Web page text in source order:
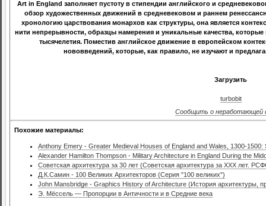
Art in England заполняет пустоту в стипендии английского и
обзор художественных движений в средневековом и раннем
хронологию царствования монархов как структуры, она является
нити непрерывности, образцы намерения и уникальные качества, которые
тысячелетия. Поместив английское движение в европейском
нововведений, которые, как правило, не изучают и
Загрузить
turbobit
Сообщить о неработающей
Похожие материалы:
Anthony Emery - Greater Medieval Houses of England and Wales, 1300-1500:
Alexander Hamilton Thompson - Military Architecture in England During the
Советская архитектура за 30 лет (Советская архитектура за XXX лет.
Д.К.Самин - 100 Великих Архитекторов (Серия "100 великих")
John Mansbridge - Graphics History of Architecture (История архитектуры,
Э. Мёссель — Пропорции в Античности и в Средние века